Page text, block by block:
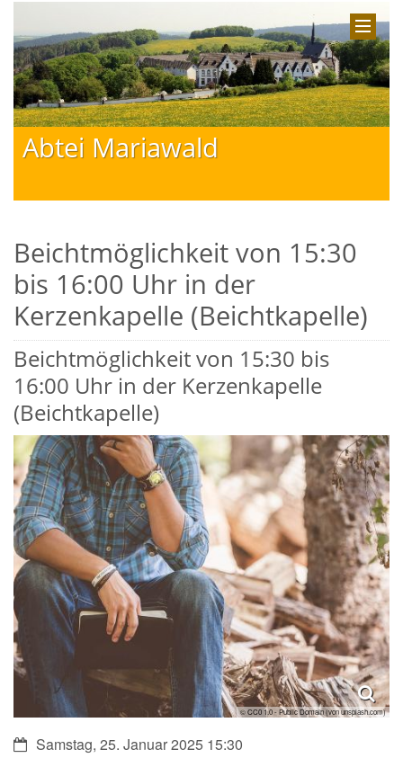
Abtei Mariawald
Beichtmöglichkeit von 15:30
bis 16:00 Uhr in der
Kerzenkapelle (Beichtkapelle)
Beichtmöglichkeit von 15:30 bis
16:00 Uhr in der Kerzenkapelle
(Beichtkapelle)
© CC0 1.0 - Public Domain (von unsplash.com)
Datum:Samstag, 25. Januar 2025 15:30